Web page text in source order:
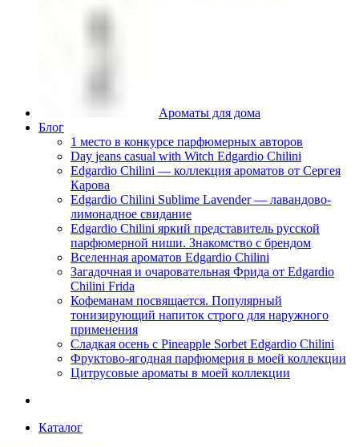
Ароматы для дома
Блог
1 место в конкурсе парфюмерных авторов
Day jeans casual with Witch Edgardio Chilini
Edgardio Chilini — коллекция ароматов от Сергея
Карова
Edgardio Chilini Sublime Lavender — лавандово-
лимонадное свидание
Edgardio Chilini яркий представитель русской
парфюмерной ниши. Знакомство с брендом
Вселенная ароматов Edgardio Chilini
Загадочная и очаровательная Фрида от Edgardio
Chilini Frida
Кофеманам посвящается. Популярный
тонизирующий напиток строго для наружного
применения
Сладкая осень с Pineapple Sorbet Edgardio Chilini
Фруктово-ягодная парфюмерия в моей коллекции
​Цитрусовые ароматы в моей коллекции
Каталог